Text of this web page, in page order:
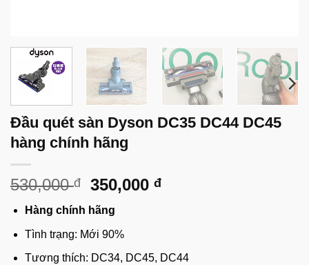
Đầu quét sàn Dyson DC35 DC44 DC45
hàng chính hãng
530,000đ
Giá
gốc
là:
530,000 đ.
350,000đGiá
350,000 đ.
Hàng chính hãng
Tình trạng: Mới 90%
Tương thích: DC34, DC45, DC44